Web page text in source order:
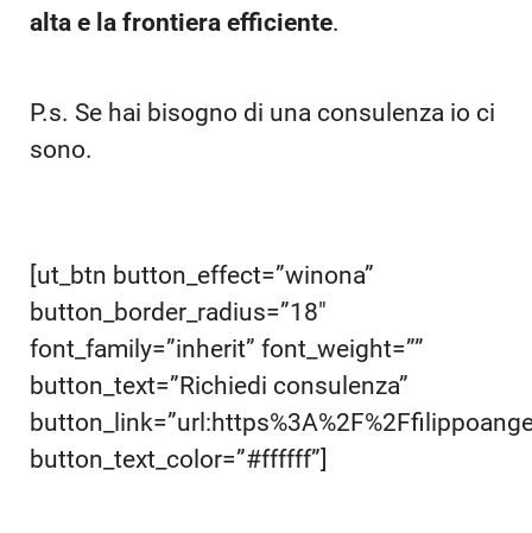
alta e la frontiera efficiente.
P.s. Se hai bisogno di una consulenza io ci
sono.
[ut_btn button_effect=”winona”
button_border_radius=”18″
font_family=”inherit” font_weight=””
button_text=”Richiedi consulenza”
button_text_color=”#ffffff”]